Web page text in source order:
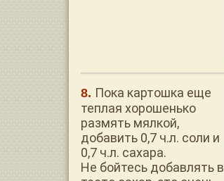
Пока картошка еще
теплая хорошенько
размять мялкой,
добавить 0,7 ч.л. соли и
0,7 ч.л. сахара.
Не бойтесь добавлять в